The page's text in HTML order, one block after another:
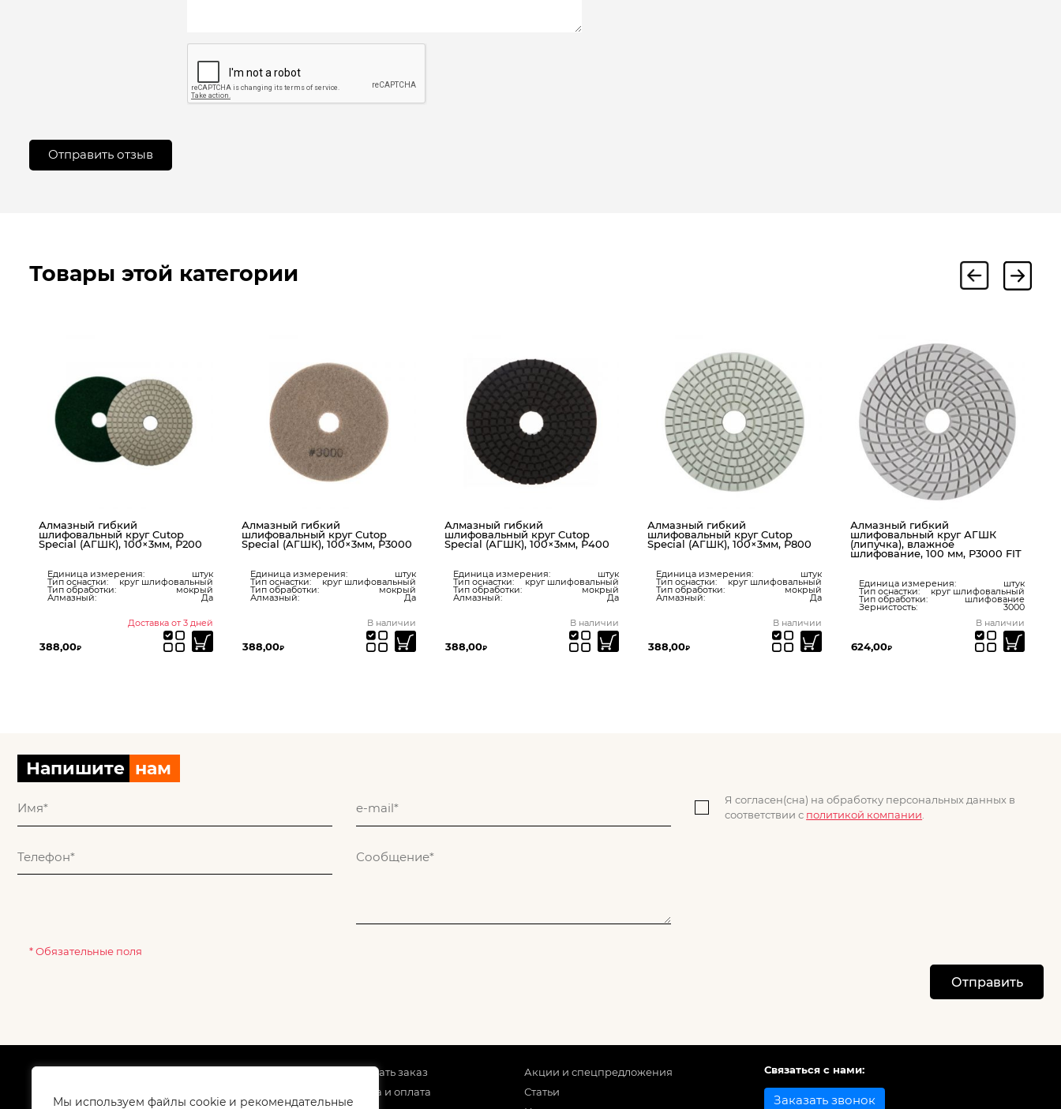
Мы используем файлы cookie и рекомендательные
Товары этой категории
Cutop
Р200
штук
шлифовальный
мокрый
Да
Алмазный гибкий
шлифовальный круг Cutop
Special (АГШК), 100×3мм, Р3000
Единица измерения: штук
Тип оснастки: круг шлифовальный
Тип обработки: мокрый
Да
Алмазный гибкий
шлифовальный круг Cutop
Special (АГШК), 100×3мм, Р400
Единица измерения: штук
Тип оснастки: круг шлифовальный
Тип обработки: мокрый
Да
Алмазный гибкий
шлифовальный круг Cutop
Special (АГШК), 100×3мм, Р800
Единица измерения: штук
Тип оснастки: круг шлифовальный
Тип обработки: мокрый
Да
Алмазный гибкий
шлифовальный круг АГШК
(липучка), влажное
шлифование, 100 мм, Р3000 FIT
Единица измерения: штук
Тип оснастки: круг шлифовальный
шлифование
3000
Алмазный гибкий
шлифовальный круг АГШК
(липучка), сухое
100 мм, Р 400 FIT
Единица измерения:
Тип оснастки: круг
Тип обработки:
Зернистость:
Напишите нам
Я согласен(сна) на обработку персональных данных в
соответствии с политикой компании.
* Обязательные поля
Отправить
Как сделать заказ
Доставка и оплата
Акции и спецпредложения
Статьи
Связаться с нами:
Заказать звонок